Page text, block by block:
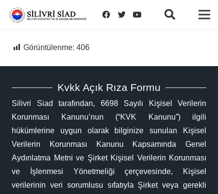
Görüntülenme: 406
Kvkk Açık Rıza Formu
Silivri Siad tarafından, 6698 Sayılı Kişisel Verilerin
Korunması Kanunu’nun (“KVK Kanunu”) ilgili
hükümlerine uygun olarak bilginize sunulan Kişisel
Verilerin Korunması Kanunu Kapsamında Genel
Aydınlatma Metni ve Şirket Kişisel Verilerin Korunması
ve İşlenmesi Yönetmeliği çerçevesinde, Kişisel
verilerinin veri sorumlusu sıfatıyla Şirket veya gerekli